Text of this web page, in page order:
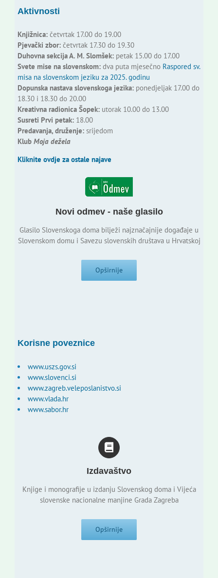
Aktivnosti
Knjižnica:četvrtak 17.00 do 19.00
Pjevački zbor:četvrtak 17.30 do 19.30
Duhovna sekcija A. M. Slomšek:petak 15.00 do 17.00
Svete mise na slovenskom:dva puta mjesečno Raspored sv.
misa na slovenskom jeziku za 2025. godinu
Dopunska nastava slovenskoga jezika:ponedjeljak 17.00 do
18.30 i 18.30 do 20.00
Kreativna radionica Šopek:utorak 10.00 do 13.00
Susreti Prvi petak:18.00
Predavanja, druženje:srijedom
Klub Moja dežela
Kliknite ovdje za ostale najave
Novi odmev - naše glasilo
Glasilo Slovenskoga doma bilježi najznačajnije događaje u
Slovenskom domu i Savezu slovenskih društava u Hrvatskoj
Opširnije
Korisne poveznice
www.uszs.gov.si
www.slovenci.si
www.zagreb.veleposlanistvo.si
www.vlada.hr
www.sabor.hr
Izdavaštvo
Knjige i monografije u izdanju Slovenskog doma i Vijeća
slovenske nacionalne manjine Grada Zagreba
Opširnije